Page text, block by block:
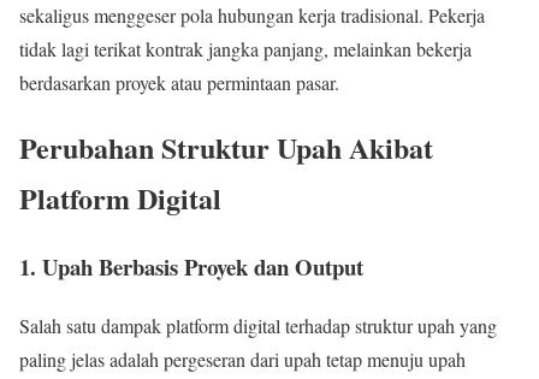
sekaligus menggeser pola hubungan kerja tradisional. Pekerja
tidak lagi terikat kontrak jangka panjang, melainkan bekerja
berdasarkan proyek atau permintaan pasar.
Perubahan Struktur Upah Akibat
Platform Digital
1. Upah Berbasis Proyek dan Output
Salah satu dampak platform digital terhadap struktur upah yang
paling jelas adalah pergeseran dari upah tetap menuju upah